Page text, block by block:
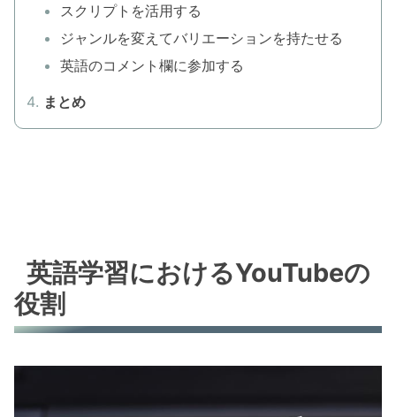
スクリプトを活用する
ジャンルを変えてバリエーションを持たせる
英語のコメント欄に参加する
まとめ
英語学習におけるYouTubeの
役割